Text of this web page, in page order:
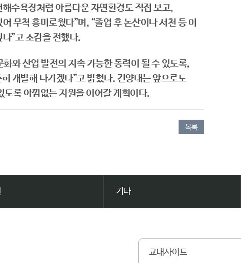
수욕장처럼 아름다운 자연환경도 직접 보고,
무척 흥미로웠다”며, “졸업 후 논산이나 서천 등 이
”고 소감을 전했다.
와 산업 발전의 지속 가능한 동력이 될 수 있도록,
개발해 나가겠다”고 밝혔다. 건양대는 앞으로도
도록 아낌없는 지원을 이어갈 계획이다.
목록
기타
교내사이트